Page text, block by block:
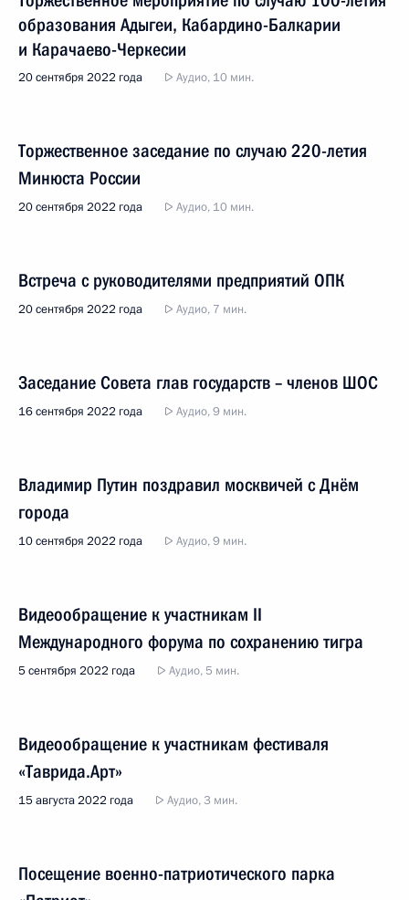
образования Адыгеи, Кабардино-Балкарии
и Карачаево-Черкесии
20 сентября 2022 года Аудио, 10 мин.
Торжественное заседание по случаю 220-летия
Минюста России
20 сентября 2022 года Аудио, 10 мин.
Встреча с руководителями предприятий ОПК
20 сентября 2022 года Аудио, 7 мин.
Заседание Совета глав государств – членов ШОС
16 сентября 2022 года Аудио, 9 мин.
Владимир Путин поздравил москвичей с Днём
города
10 сентября 2022 года Аудио, 9 мин.
Видеообращение к участникам II
Международного форума по сохранению тигра
5 сентября 2022 года Аудио, 5 мин.
Видеообращение к участникам фестиваля
«Таврида.Арт»
15 августа 2022 года Аудио, 3 мин.
Посещение военно-патриотического парка